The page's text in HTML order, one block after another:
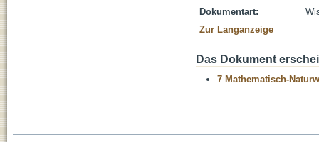
Dokumentart:
Zur Langanzeige
Das Dokument
7 Mathematisch-